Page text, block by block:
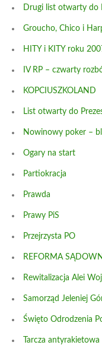
Drugi list otwarty do
Groucho, Chico i
HITY i KITY roku
IV RP – czwarty
KOPCIUSZKOLAND
List otwarty do
Nowinowy poker –
Ogary na start
Partiokracja
Prawda
Prawy PiS
Przejrzysta PO
REFORMA
Rewitalizacja Alei
Samorząd Jeleniej
Święto Odrodzenia
Tarcza